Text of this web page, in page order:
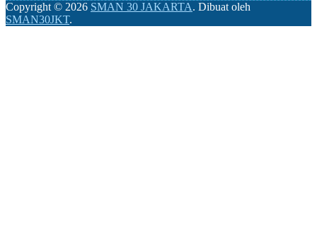
Copyright © 2026 SMAN 30 JAKARTA. Dibuat oleh
SMAN30JKT.